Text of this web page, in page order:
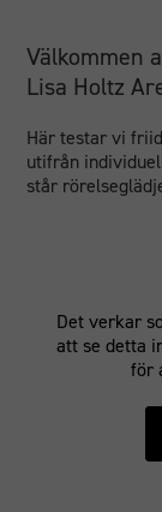
Välkommen
Lisa Holtz
Här testar vi
utifrån
står
Det verkar
att se detta
för